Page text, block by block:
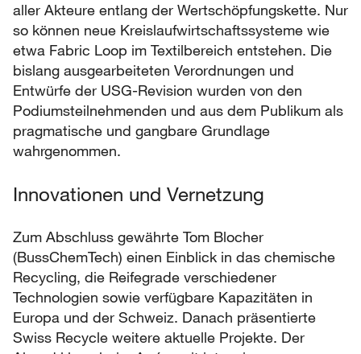
aller Akteure entlang der Wertschöpfungskette. Nur
so können neue Kreislaufwirtschaftssysteme wie
etwa Fabric Loop im Textilbereich entstehen. Die
bislang ausgearbeiteten Verordnungen und
Entwürfe der USG-Revision wurden von den
Podiumsteilnehmenden und aus dem Publikum als
pragmatische und gangbare Grundlage
wahrgenommen.
Innovationen und Vernetzung
Zum Abschluss gewährte Tom Blocher
(BussChemTech) einen Einblick in das chemische
Recycling, die Reifegrade verschiedener
Technologien sowie verfügbare Kapazitäten in
Europa und der Schweiz. Danach präsentierte
Swiss Recycle weitere aktuelle Projekte. Der